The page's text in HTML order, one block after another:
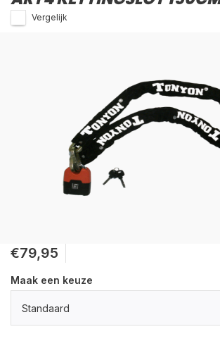
Vergelijk
€79,95
Maak een keuze
Standaard